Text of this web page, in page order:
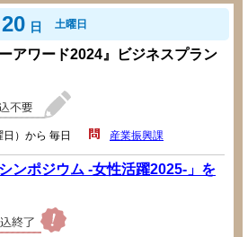
20 日 土曜日
アワード2024』ビジネスプラン
）から 毎日 産業振興課
ンポジウム -女性活躍2025-」を